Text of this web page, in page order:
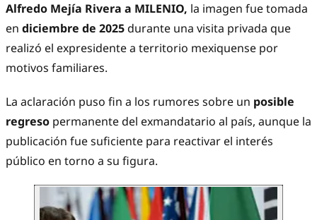
Alfredo Mejía Rivera a MILENIO, la imagen fue tomada
en diciembre de 2025durante una visita privada que
realizó el expresidente a territorio mexiquense por
motivos familiares.
La aclaración puso fin a los rumores sobre un posible
regreso permanente del exmandatario al país, aunque la
publicación fue suficiente para reactivar el interés
público en torno a su figura.